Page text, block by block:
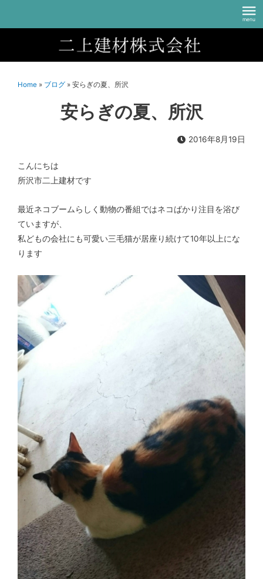
Home » ブログ » 安らぎの夏、所沢
安らぎの夏、所沢
2016年8月19日
こんにちは
所沢市二上建材です
最近ネコブームらしく動物の番組ではネコばかり注目を浴び
ていますが、
私どもの会社にも可愛い三毛猫が居座り続けて10年以上にな
ります